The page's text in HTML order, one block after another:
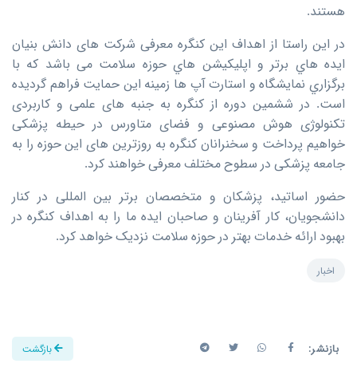
هستند.
در این راستا از اهداف این کنگره معرفی شرکت های دانش بنیان
ایده هاي برتر و اپلیکیشن هاي حوزه سلامت می باشد که با
برگزاري نمایشگاه و استارت آپ ها زمینه این حمایت فراهم گردیده
است. در ششمین دوره از کنگره به جنبه های علمی و کاربردی
تکنولوژی هوش مصنوعی و فضای متاورس در حیطه پزشکی
خواهیم پرداخت و سخنرانان کنگره به روزترین های این حوزه را به
جامعه پزشکی در سطوح مختلف معرفی خواهند کرد.
حضور اساتید، پزشکان و متخصصان برتر بین المللی در کنار
دانشجویان، کار آفرینان و صاحبان ایده ما را به اهداف کنگره در
بهبود ارائه خدمات بهتر در حوزه سلامت نزدیک خواهد کرد.
اخبار
بازنشر: بازگشت